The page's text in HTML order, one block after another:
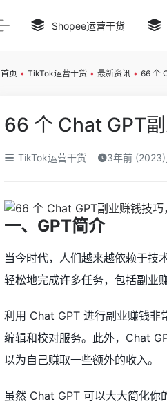
Shopee运营干货
首页 • TikTok运营干货 • 最新资讯 • 66 个
66 个 Chat GPT副
TikTok运营干货 3年前
一、GPT简介
当今时代，人们越来越依赖于技
轻松地完成许多任务，包括副业赚
利用 Chat GPT 进行副业赚钱非
编辑和校对服务。此外，Chat
以为自己赚取一些额外的收入。
虽然 Chat GPT 可以大大简化你